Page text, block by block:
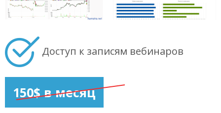
Доступ к записям вебинаров
150$ в месяц